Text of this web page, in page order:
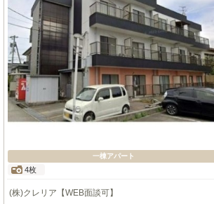
一棟アパート
4枚
(株)クレリア【WEB面談可】